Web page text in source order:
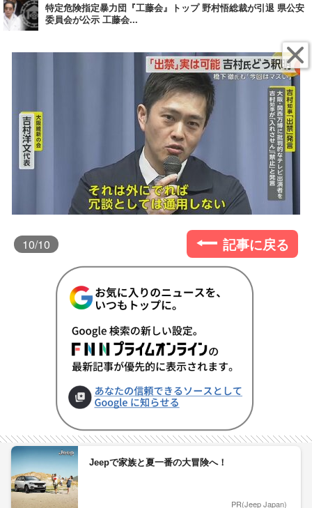
特定危険指定暴力団『工藤会』トップ 野村悟総裁が引退 県公安
委員会が公示 工藤会...
10/10 記事に戻る
Jeepで家族と夏一番の大冒険へ！
PR(Jeep Japan)